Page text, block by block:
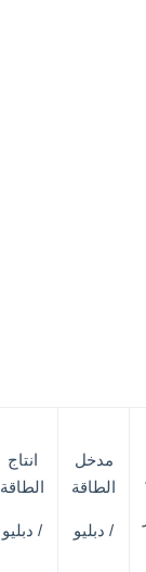
مدخل
الطاقة
/ دبليو
انتاج
الطاقة
/ دبليو